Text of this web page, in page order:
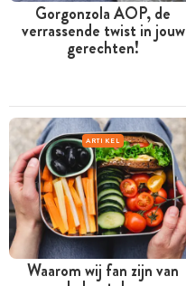
Gorgonzola AOP, de
verrassende twist in jouw
gerechten!
ARTIKEL
Waarom wij fan zijn van